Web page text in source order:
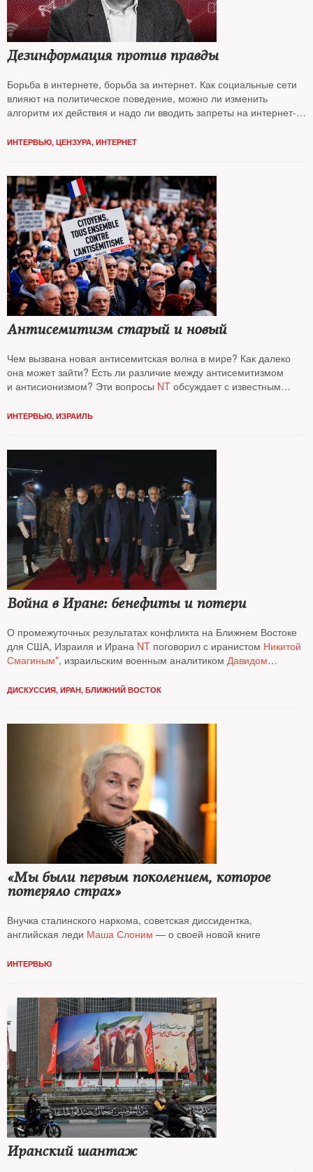
Дезинформация против правды
Борьба в интернете, борьба за интернет. Как социальные сети
влияют на политическое поведение, можно ли изменить
алгоритм их действия и надо ли вводить запреты на интернет-
экономистом, деканом Лондонской школы бизнеса
ИНТЕРВЬЮ, ЦЕНЗУРА, ИНТЕРНЕТ
Антисемитизм старый и новый
Чем вызвана новая антисемитская волна в мире? Как далеко
она может зайти? Есть ли различие между антисемитизмом
и антисионизмом? Эти вопросы NT обсуждает с известным
Виктором Вахштайном*
ИНТЕРВЬЮ, ИЗРАИЛЬ
Война в Иране: бенефиты и потери
О промежуточных результатах конфликта на Ближнем Востоке
для США, Израиля и Ирана NT поговорил с иранистом Никитой
Смагиным*, израильским военным аналитиком Давидом
Шахновичем
ДИСКУССИЯ, ИРАН, БЛИЖНИЙ ВОСТОК
«Мы были первым поколением, которое
потеряло страх»
Внучка сталинского наркома, советская диссидентка,
английская леди Маша Слоним — о своей новой книге
ИНТЕРВЬЮ
Иранский шантаж